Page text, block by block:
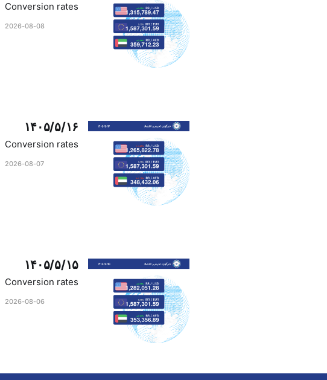
Conversion rates
2026-08-08
۱۴۰۵/۵/۱۶
Conversion rates
2026-08-07
۱۴۰۵/۵/۱۵
Conversion rates
2026-08-06